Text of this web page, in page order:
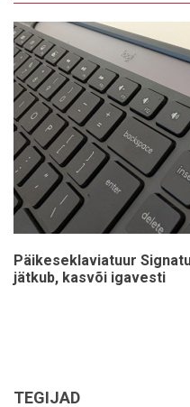
Päikeseklaviatuur
jätkub, kasvõi igavesti
TEGIJAD